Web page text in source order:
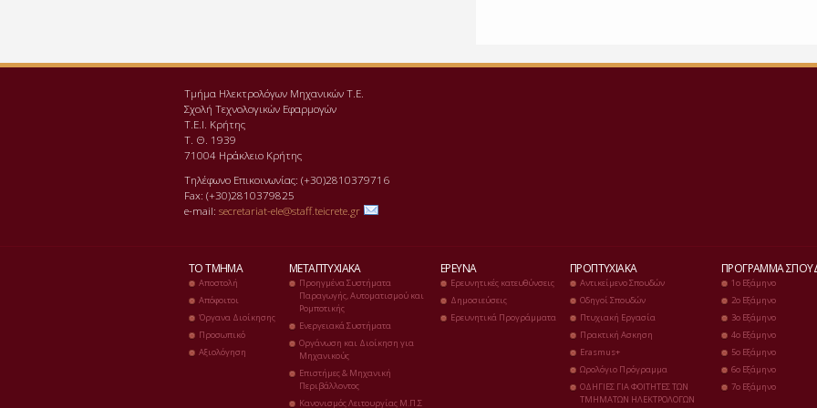
Τμήμα Ηλεκτρολόγων Μηχανικών Τ.Ε.
Σχολή Τεχνολογικών Εφαρμογών
Τ.Ε.Ι. Κρήτης
Τ. Θ. 1939
71004 Ηράκλειο Κρήτης
Τηλέφωνο Επικοινωνίας: (+30)2810379716
Fax: (+30)2810379825
e-mail: secretariat-ele@staff.teicrete.gr
ΤΟ ΤΜΉΜΑ
Αποστολή
Απόφοιτοι
Όργανα Διοίκησης
Προσωπικό
Αξιολόγηση
ΜΕΤΑΠΤΥΧΙΑΚΆ
Προηγμένα Συστήματα
Παραγωγής, Αυτοματισμού και
Ρομποτικής
Ενεργειακά Συστήματα
Οργάνωση και Διοίκηση για
Μηχανικούς
Επιστήμες & Μηχανική
Περιβάλλοντος
Κανονισμός Λειτουργίας Μ.Π.Σ
ΈΡΕΥΝΑ
Ερευνητικές κατευθύνσεις
Δημοσιεύσεις
Ερευνητικά Προγράμματα
ΠΡΟΠΤΥΧΙΑΚΆ
Αντικείμενο Σπουδών
Οδηγοί Σπουδών
Πτυχιακή Eργασία
Πρακτική Ασκηση
Erasmus+
Ωρολόγιο Πρόγραμμα
ΟΔΗΓΙΕΣ ΓΙΑ ΦΟΙΤΗΤΕΣ ΤΩΝ
ΤΜΗΜΑΤΩΝ ΗΛΕΚΤΡΟΛΟΓΩΝ
ΠΡΌΓΡΑΜΜΑ
1ο Eξάμηνο
2ο Εξάμηνο
3ο Εξάμηνο
4ο Εξάμηνο
5ο Εξάμηνο
6ο Εξάμηνο
7ο Εξάμηνο